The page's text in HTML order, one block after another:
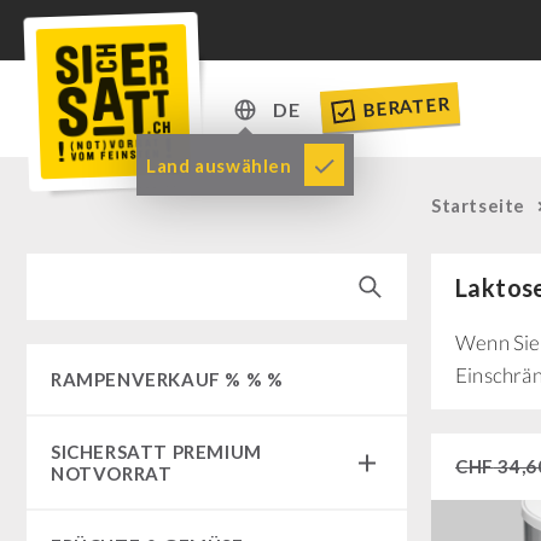
DE
DE
EN
Land auswählen
BERATER
RAMPENVERKAUF % % %
SICHERSATT PREMIUM
NOTVORRAT
Startseite
Wenn
CHF